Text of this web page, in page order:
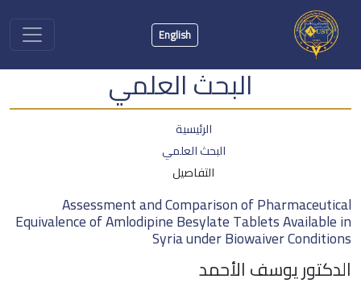
English
البحث العلمي
الرئيسية
البحث العلمي
التفاصيل
Assessment and Comparison of Pharmaceutical
Equivalence of Amlodipine Besylate Tablets Available in
Syria under Biowaiver Conditions
الدكتور يوسف الأحمد